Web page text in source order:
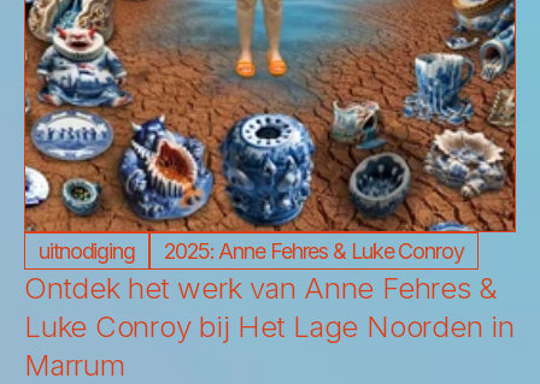
uitnodiging 2025: Anne Fehres & Luke Conroy
Ontdek het werk van Anne Fehres &
Luke Conroy bij Het Lage Noorden in
Marrum